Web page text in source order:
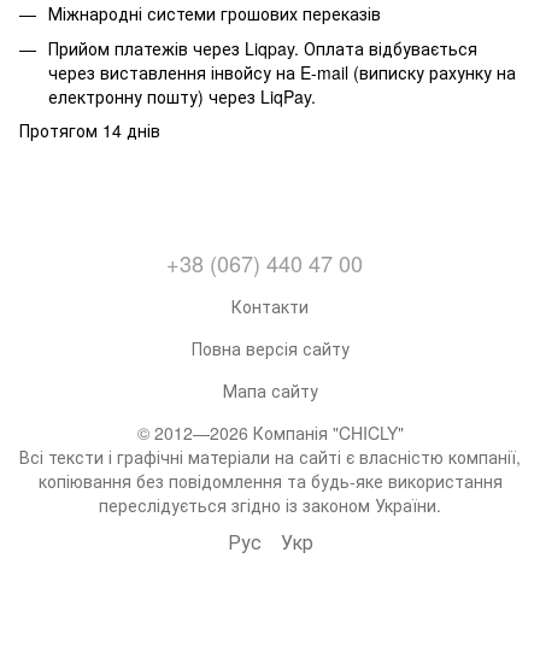
Міжнародні системи грошових переказів
Прийом платежів через Liqpay. Оплата відбувається
через виставлення інвойсу на E-mail (виписку рахунку на
електронну пошту) через LiqPay.
Протягом 14 днів
+38 (067) 440 47 00
Контакти
Повна версія сайту
Мапа сайту
© 2012—2026 Компанія "CHICLY"
Всі тексти і графічні матеріали на сайті є власністю компанії,
копіювання без повідомлення та будь-яке використання
переслідується згідно із законом України.
Рус Укр